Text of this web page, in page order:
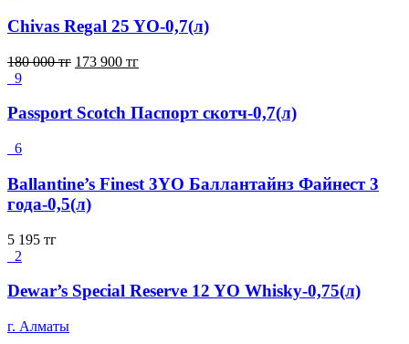
Chivas Regal 25 YO-0,7(л)
180 000тг 173 900 тг
9
Passport Scotch Паспорт скотч-0,7(л)
6
Ballantine’s Finest 3YO Баллантайнз Файнест 3
года-0,5(л)
5 195 тг
2
Dewar’s Special Reserve 12 YO Whisky-0,75(л)
г. Алматы